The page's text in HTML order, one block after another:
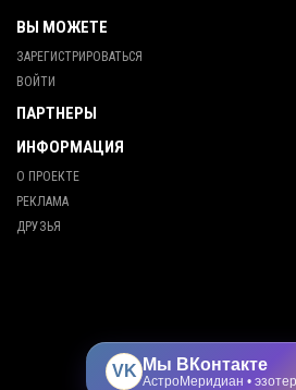
ВЫ МОЖЕТЕ
ЗАРЕГИСТРИРОВАТЬСЯ
ВОЙТИ
ПАРТНЕРЫ
ИНФОРМАЦИЯ
О ПРОЕКТЕ
РЕКЛАМА
ДРУЗЬЯ
VK Мы ВКонтакте
АстроМеридиан •